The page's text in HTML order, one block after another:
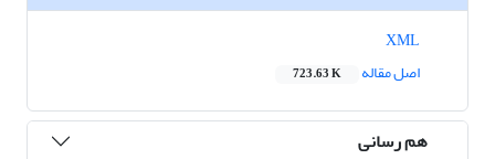
اصل مقاله
723.63 K
هم رسانی